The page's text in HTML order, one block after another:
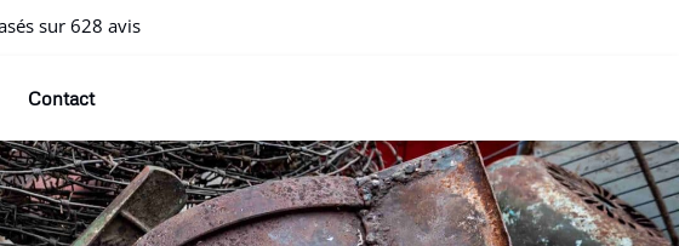
sur 628 avis
Contact